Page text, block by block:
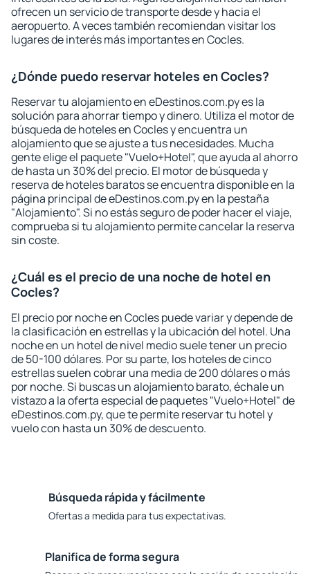
ofrecen un servicio de transporte desde y hacia el
aeropuerto. A veces también recomiendan visitar los
lugares de interés más importantes en Cocles.
¿Dónde puedo reservar hoteles en Cocles?
Reservar tu alojamiento en eDestinos.com.py es la
solución para ahorrar tiempo y dinero. Utiliza el motor de
búsqueda de hoteles en Cocles y encuentra un
alojamiento que se ajuste a tus necesidades. Mucha
gente elige el paquete "Vuelo+Hotel", que ayuda al ahorro
de hasta un 30% del precio. El motor de búsqueda y
reserva de hoteles baratos se encuentra disponible en la
página principal de eDestinos.com.py en la pestaña
"Alojamiento". Si no estás seguro de poder hacer el viaje,
comprueba si tu alojamiento permite cancelar la reserva
sin coste.
¿Cuál es el precio de una noche de hotel en
Cocles?
El precio por noche en Cocles puede variar y depende de
la clasificación en estrellas y la ubicación del hotel. Una
noche en un hotel de nivel medio suele tener un precio
de 50-100 dólares. Por su parte, los hoteles de cinco
estrellas suelen cobrar una media de 200 dólares o más
por noche. Si buscas un alojamiento barato, échale un
vistazo a la oferta especial de paquetes "Vuelo+Hotel" de
eDestinos.com.py, que te permite reservar tu hotel y
vuelo con hasta un 30% de descuento.
Búsqueda rápida y fácilmente
Ofertas a medida para tus expectativas.
Planifica de forma segura